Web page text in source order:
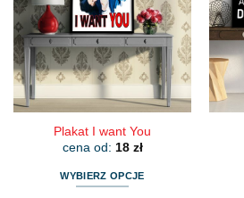
można
wybrać
na
stronie
produktu
Plakat I want You
cena od: 18 zł
WYBIERZ OPCJE